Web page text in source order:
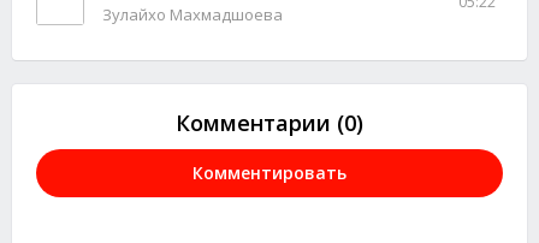
Зулайхо Махмадшоева
Комментарии (0)
Комментировать